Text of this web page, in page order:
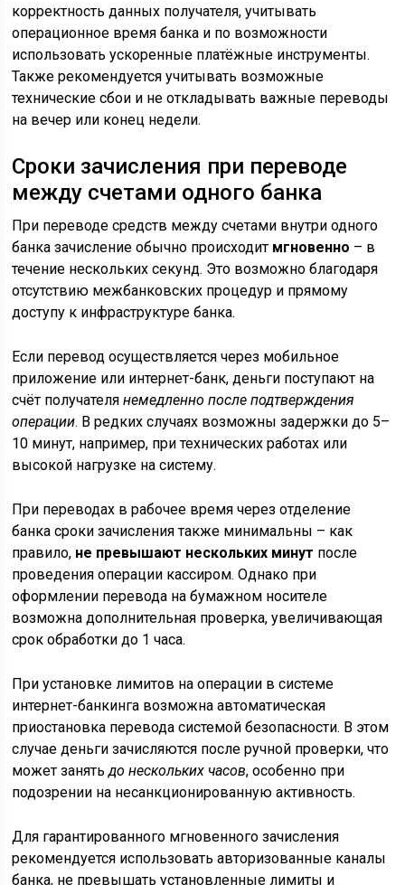
корректность данных получателя, учитывать
операционное время банка и по возможности
использовать ускоренные платёжные инструменты.
Также рекомендуется учитывать возможные
технические сбои и не откладывать важные переводы
на вечер или конец недели.
Сроки зачисления при переводе
между счетами одного банка
При переводе средств между счетами внутри одного
банка зачисление обычно происходит мгновенно – в
течение нескольких секунд. Это возможно благодаря
отсутствию межбанковских процедур и прямому
доступу к инфраструктуре банка.
Если перевод осуществляется через мобильное
приложение или интернет-банк, деньги поступают на
счёт получателянемедленно после подтверждения
операции. В редких случаях возможны задержки до 5–
10 минут, например, при технических работах или
высокой нагрузке на систему.
При переводах в рабочее время через отделение
банка сроки зачисления также минимальны – как
правило, не превышают нескольких минут после
проведения операции кассиром. Однако при
оформлении перевода на бумажном носителе
возможна дополнительная проверка, увеличивающая
срок обработки до 1 часа.
При установке лимитов на операции в системе
интернет-банкинга возможна автоматическая
приостановка перевода системой безопасности. В этом
случае деньги зачисляются после ручной проверки, что
может занятьдо нескольких часов, особенно при
подозрении на несанкционированную активность.
Для гарантированного мгновенного зачисления
рекомендуется использовать авторизованные каналы
банка, не превышать установленные лимиты и